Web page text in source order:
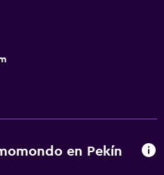
en Pekín